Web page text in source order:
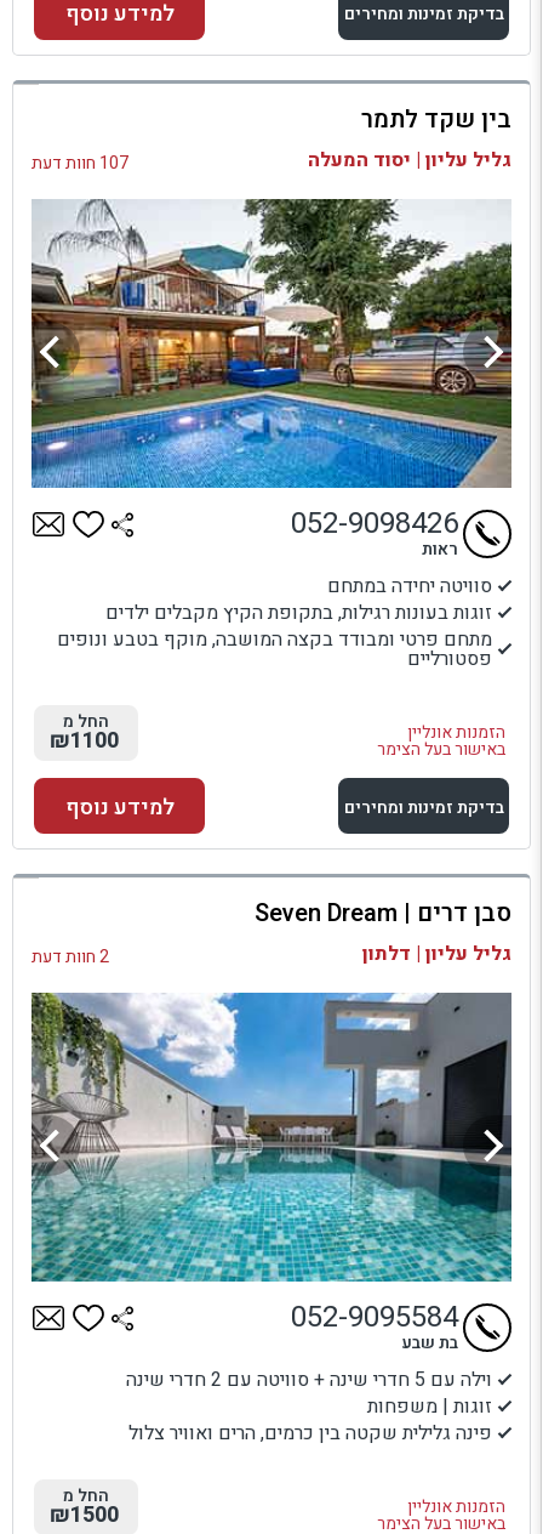
בדיקת זמינות ומחירים
למתחם זה
בדיקת זמינות ומחירים
למידע נוסף
בין שקד לתמר
גליל עליון | יסוד המעלה 107 חוות דעת
סוויטה יחידה במתחם
זוגות בעונות רגילות, בתקופת הקיץ מקבלים ילדים
מתחם פרטי ומבודד בקצה המושבה, מוקף בטבע ונופים
פסטורליים
הזמנות אונליין
באישור בעל הצימר
052-9098426
ראות
החל מ
₪1100
בדיקת זמינות ומחירים
למתחם זה
בדיקת זמינות ומחירים
למידע נוסף
סבן דרים | Seven Dream
גליל עליון | דלתון 2 חוות דעת
וילה עם 5 חדרי שינה + סוויטה עם 2 חדרי שינה
זוגות | משפחות
פינה גלילית שקטה בין כרמים, הרים ואוויר צלול
הזמנות אונליין
באישור בעל הצימר
052-9095584
בת שבע
החל מ
₪1500